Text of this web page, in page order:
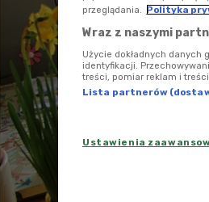
przeglądania. Polityka
Wraz z naszymi
Użycie dokładnych danych
identyfikacji.
treści, pomiar reklam i
Lista partnerów
Ustawienia